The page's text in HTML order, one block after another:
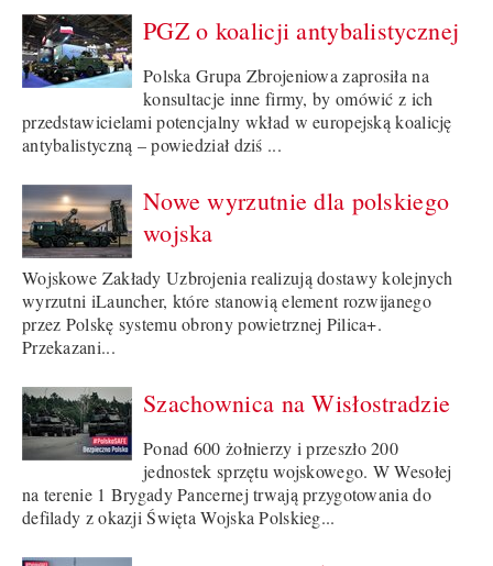
PGZ o koalicji antybalistycznej
Polska Grupa Zbrojeniowa zaprosiła na
konsultacje inne firmy, by omówić z ich
przedstawicielami potencjalny wkład w europejską koalicję
antybalistyczną – powiedział dziś ...
Nowe wyrzutnie dla polskiego
wojska
Wojskowe Zakłady Uzbrojenia realizują dostawy kolejnych
wyrzutni iLauncher, które stanowią element rozwijanego
przez Polskę systemu obrony powietrznej Pilica+.
Przekazani...
Szachownica na Wisłostradzie
Ponad 600 żołnierzy i przeszło 200
jednostek sprzętu wojskowego. W Wesołej
na terenie 1 Brygady Pancernej trwają przygotowania do
defilady z okazji Święta Wojska Polskieg...